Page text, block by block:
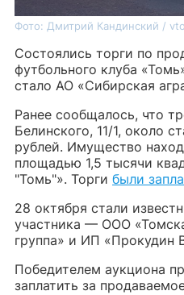
Фото: Дмитрий Кандинский /
Состоялись торги по
футбольного клуба
стало АО «Сибирская
Ранее сообщалось, что
Белинского, 11/1, около
рублей. Имущество
площадью 1,5 тысячи
"Томь"». Торги были
28 октября стали
участника — ООО
группа» и ИП «Прокудин
Победителем аукциона
заплатить за